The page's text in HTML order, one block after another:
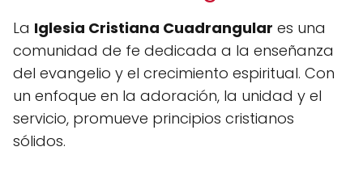
La Iglesia Cristiana Cuadrangular es una
comunidad de fe dedicada a la enseñanza
del evangelio y el crecimiento espiritual. Con
un enfoque en la adoración, la unidad y el
servicio, promueve principios cristianos
sólidos.